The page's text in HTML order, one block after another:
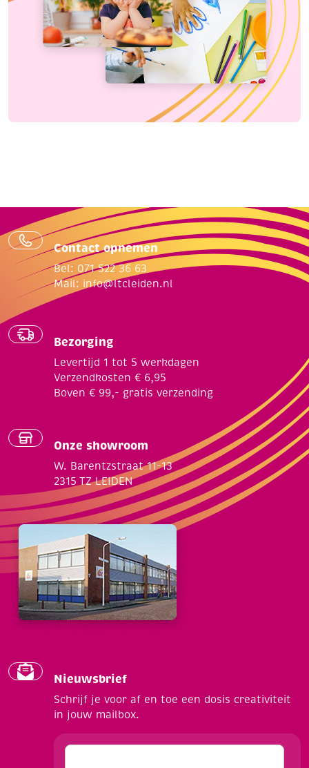
Contact opnemen
Bel: 071 522 36 63
Mail: info@ltcleiden.nl
Bezorging
Levertijd 1 tot 5 werkdagen
Verzendkosten € 6,95
Boven € 99,- gratis verzending
Onze showroom
W. Barentzstraat 11-13
2315 TZ LEIDEN
Nieuwsbrief
Schrijf je voor af en toe een dosis creativiteit
in jouw mailbox.